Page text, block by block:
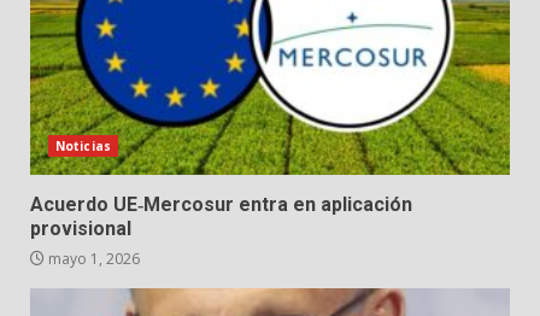
Noticias
Acuerdo UE‑Mercosur entra en aplicación
provisional
mayo 1, 2026